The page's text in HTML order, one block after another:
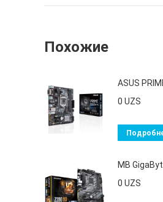
Похожие
ASUS
0 UZS
MB
0 UZS